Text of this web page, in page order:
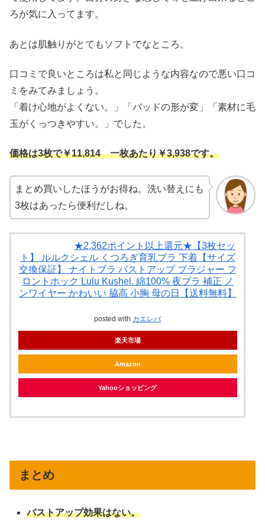
ろが気に入ってます。
あとは肌触りがとてもソフトでなところ。
口コミで良いところは私と同じような内容なので悪い口コ
ミをみてみましょう。
「着け心地がよくない。」「バッドの形が変」「素材に毛
玉がくっつきやすい。」でした。
価格は3枚で￥11,814 一枚あたり￥3,938です。
まとめ買いしたほうがお得ね。洗い替えにも
3枚はあったら便利だしね。
★2,362ポイント以上還元★【3枚セッ
ト】 ルルクシェル くつろぎ育乳ブラ 下着【サイズ
交換保証】 ナイトブラ バストアップ ブラジャー フ
ロントホック Lulu Kushel. 綿100% 夜ブラ 補正 ノ
ンワイヤー かわいい 脇高 小胸 母の日【送料無料】
posted with カエレバ
楽天市場
Amazon
Yahooショッピング
まとめ
バストアップ効果はない。